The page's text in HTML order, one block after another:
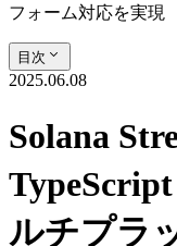
フォーム対応を実現
目次
2025.06.08
Solana
ルチプラ